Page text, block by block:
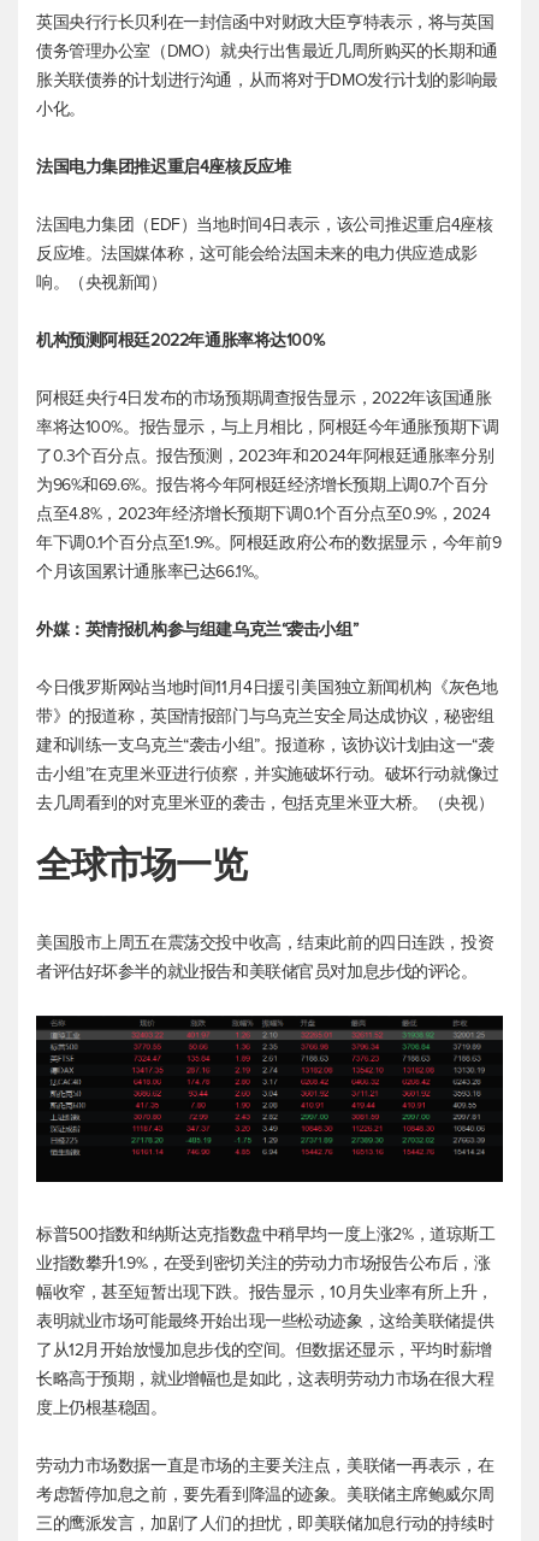
英国央行行长贝利在一封信函中对财政大臣亨特表示，将与英国
债务管理办公室（DMO）就央行出售最近几周所购买的长期和通
胀关联债券的计划进行沟通，从而将对于DMO发行计划的影响最
小化。
法国电力集团推迟重启4座核反应堆
法国电力集团（EDF）当地时间4日表示，该公司推迟重启4座核
反应堆。法国媒体称，这可能会给法国未来的电力供应造成影
响。（央视新闻）
机构预测阿根廷2022年通胀率将达100%
阿根廷央行4日发布的市场预期调查报告显示，2022年该国通胀
率将达100%。报告显示，与上月相比，阿根廷今年通胀预期下调
了0.3个百分点。报告预测，2023年和2024年阿根廷通胀率分别
为96%和69.6%。报告将今年阿根廷经济增长预期上调0.7个百分
点至4.8%，2023年经济增长预期下调0.1个百分点至0.9%，2024
年下调0.1个百分点至1.9%。阿根廷政府公布的数据显示，今年前9
个月该国累计通胀率已达66.1%。
外媒：英情报机构参与组建乌克兰“袭击小组”
今日俄罗斯网站当地时间11月4日援引美国独立新闻机构《灰色地
带》的报道称，英国情报部门与乌克兰安全局达成协议，秘密组
建和训练一支乌克兰“袭击小组”。报道称，该协议计划由这一“袭
击小组”在克里米亚进行侦察，并实施破坏行动。破坏行动就像过
去几周看到的对克里米亚的袭击，包括克里米亚大桥。（央视）
全球市场一览
美国股市上周五在震荡交投中收高，结束此前的四日连跌，投资
者评估好坏参半的就业报告和美联储官员对加息步伐的评论。
标普500指数和纳斯达克指数盘中稍早均一度上涨2%，道琼斯工
业指数攀升1.9%，在受到密切关注的劳动力市场报告公布后，涨
幅收窄，甚至短暂出现下跌。报告显示，10月失业率有所上升，
表明就业市场可能最终开始出现一些松动迹象，这给美联储提供
了从12月开始放慢加息步伐的空间。但数据还显示，平均时薪增
长略高于预期，就业增幅也是如此，这表明劳动力市场在很大程
度上仍根基稳固。
劳动力市场数据一直是市场的主要关注点，美联储一再表示，在
考虑暂停加息之前，要先看到降温的迹象。美联储主席鲍威尔周
三的鹰派发言，加剧了人们的担忧，即美联储加息行动的持续时